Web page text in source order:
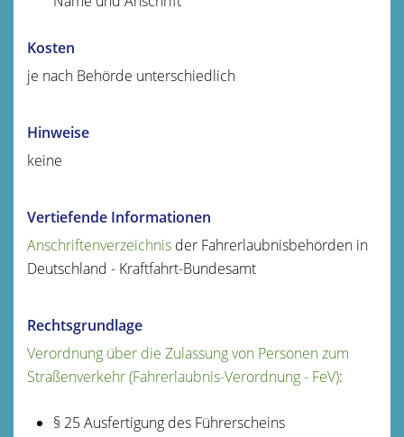
Kosten
je nach Behörde unterschiedlich
Hinweise
keine
Vertiefende Informationen
Anschriftenverzeichnis der Fahrerlaubnisbehörden in
Deutschland - Kraftfahrt-Bundesamt
Rechtsgrundlage
Verordnung über die Zulassung von Personen zum
Straßenverkehr (Fahrerlaubnis-Verordnung - FeV):
§ 25 Ausfertigung des Führerscheins